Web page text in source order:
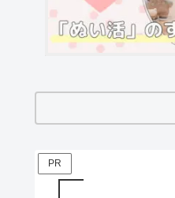
PR